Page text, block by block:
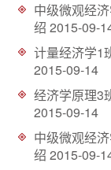
中级微观经
绍 2015-09-
计量经济学
2015-09-14
经济学原理
2015-09-14
中级微观经
绍 2015-09-